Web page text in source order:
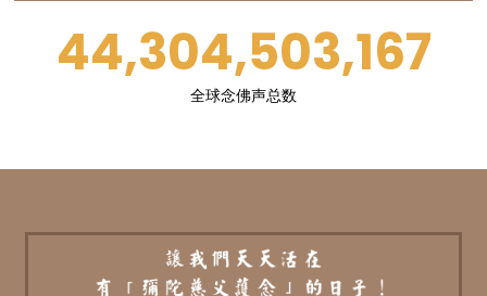
全球念佛声总数
44,304,503,167